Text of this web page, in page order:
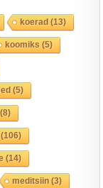
koerad(13)
koomiks (5)
(5)
(106)
(14)
meditsiin(3)